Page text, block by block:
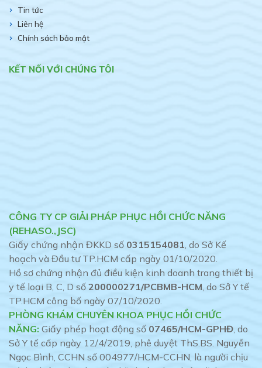
Tin tức
Liên hệ
Chính sách bảo mật
KẾT NỐI VỚI CHÚNG TÔI
CÔNG TY CP GIẢI PHÁP PHỤC HỒI CHỨC NĂNG
(REHASO.,JSC)
Giấy chứng nhận ĐKKD số 0315154081, do Sở Kế
hoạch và Đầu tư TP.HCM cấp ngày 01/10/2020.
Hồ sơ chứng nhận đủ điều kiện kinh doanh trang thiết bị
y tế loại B, C, D số 200000271/PCBMB-HCM, do Sở Y tế
TP.HCM công bố ngày 07/10/2020.
PHÒNG KHÁM CHUYÊN KHOA PHỤC HỒI CHỨC
NĂNG: Giấy phép hoạt động số 07465/HCM-GPHĐ, do
Sở Y tế cấp ngày 12/4/2019, phê duyệt ThS.BS. Nguyễn
Ngọc Bình, CCHN số 004977/HCM-CCHN, là người chịu